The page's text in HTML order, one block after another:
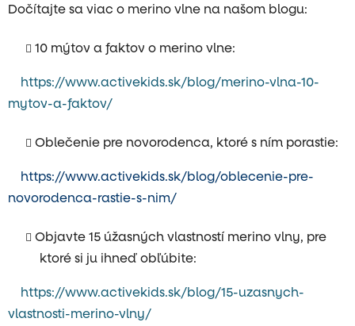
Dočítajte sa viac o merino vlne na našom blogu:
10 mýtov a faktov o merino vlne:
https://www.activekids.sk/blog/merino-vlna-10-
mytov-a-faktov/
Oblečenie pre novorodenca, ktoré s ním porastie:
https://www.activekids.sk/blog/oblecenie-pre-
novorodenca-rastie-s-nim/
Objavte 15 úžasných vlastností merino vlny, pre
ktoré si ju ihneď obľúbite:
https://www.activekids.sk/blog/15-uzasnych-
vlastnosti-merino-vlny/